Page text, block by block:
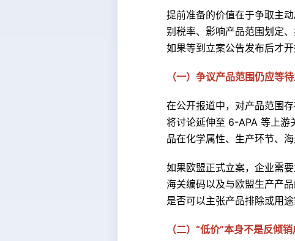
提前准备的价值在于争取主
别税率、影响产品范围划定
如果等到立案公告发布后才
（一）争议产品范围仍应等
在公开报道中，对产品范围
将讨论延伸至 6-APA 等上游
品在化学属性、生产环节、
如果欧盟正式立案，企业需
海关编码以及与欧盟生产产
是否可以主张产品排除或用途
（二）“低价”本身不是反倾